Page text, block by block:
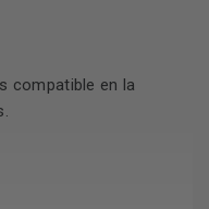
compatible en la